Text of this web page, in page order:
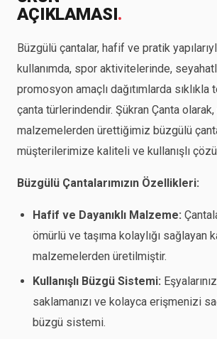
AÇIKLAMASI.
Büzgülü çantalar, hafif ve pratik
kullanımda, spor aktivitelerinde,
promosyon amaçlı dağıtımlarda sıklıkla
çanta türlerindendir. Şükran Çanta olarak,
malzemelerden ürettiğimiz büzgülü
müşterilerimize kaliteli ve kullanışlı
Büzgülü Çantalarımızın Özellikleri:
Hafif ve Dayanıklı Malzeme:
ömürlü ve taşıma kolaylığı sağlayan
malzemelerden üretilmiştir.
Kullanışlı Büzgü Sistemi:
saklamanızı ve kolayca erişmenizi
büzgü sistemi.